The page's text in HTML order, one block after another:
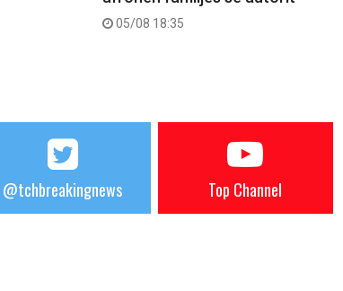
05/08 18:35
@tchbreakingnews Top Channel